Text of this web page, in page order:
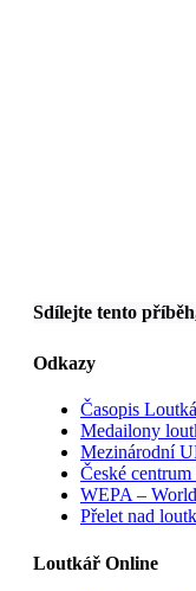
Sdílejte tento
Odkazy
Časopis
Medailony
Mezinárodní
České
WEPA –
Přelet nad
Loutkář Online